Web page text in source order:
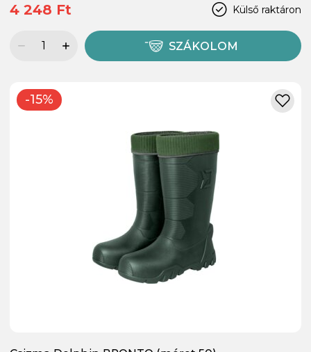
Külső raktáron
4 248 Ft
SZÁKOLOM
-15%